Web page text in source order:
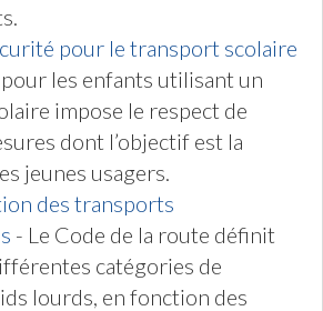
pour le transport scolaire
les enfants utilisant un
impose le respect de
dont l’objectif est la
jeunes usagers.
des transports
- Le Code de la route définit
catégories de
lourds, en fonction des